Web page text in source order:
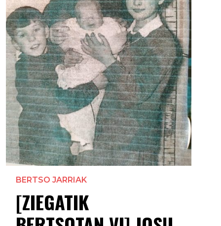
BERTSO JARRIAK
[ZIEGATIK